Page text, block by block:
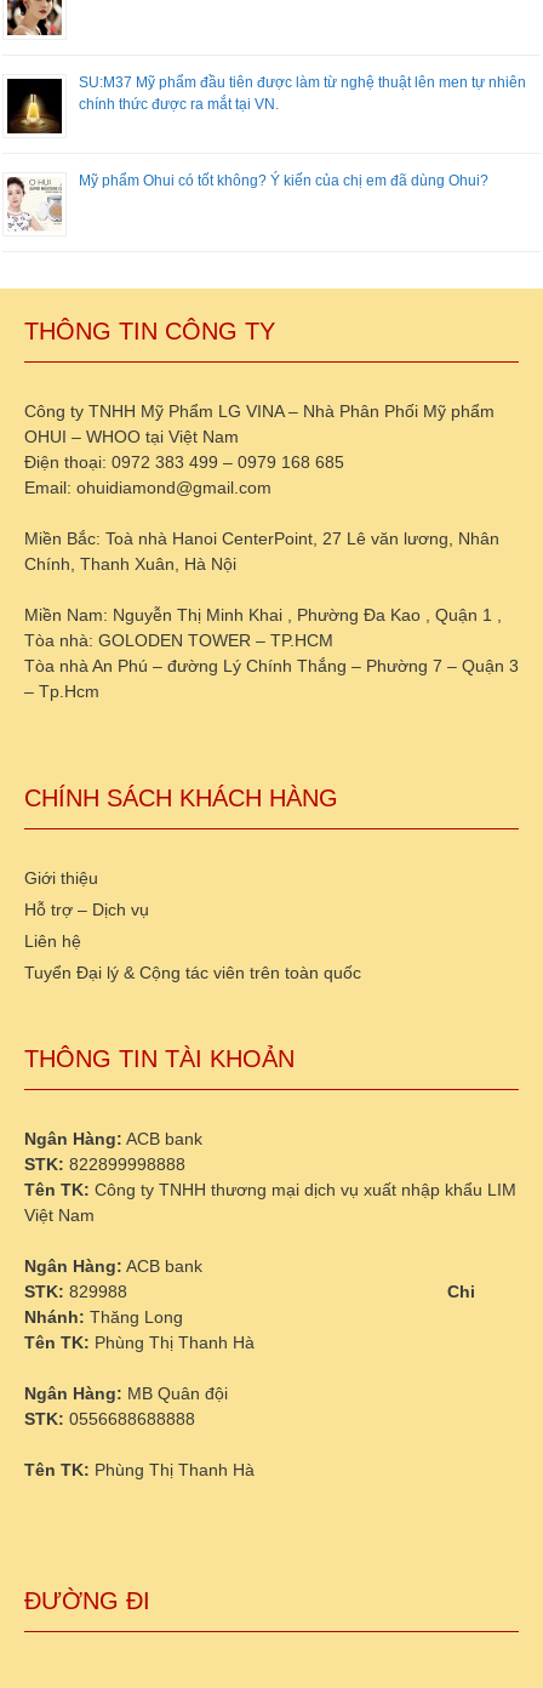
SU:M37 Mỹ phẩm đầu tiên được làm từ nghệ thuật lên men tự nhiên
chính thức được ra mắt tại VN.
Mỹ phẩm Ohui có tốt không? Ý kiến của chị em đã dùng Ohui?
THÔNG TIN CÔNG TY
Công ty TNHH Mỹ Phẩm LG VINA – Nhà Phân Phối Mỹ phẩm
OHUI – WHOO tại Việt Nam
Điện thoại: 0972 383 499 – 0979 168 685
Email: ohuidiamond@gmail.com
Miền Bắc: Toà nhà Hanoi CenterPoint, 27 Lê văn lương, Nhân
Chính, Thanh Xuân, Hà Nội
Miền Nam: Nguyễn Thị Minh Khai , Phường Đa Kao , Quận 1 ,
Tòa nhà: GOLODEN TOWER – TP.HCM
Tòa nhà An Phú – đường Lý Chính Thắng – Phường 7 – Quận 3
– Tp.Hcm
CHÍNH SÁCH KHÁCH HÀNG
Giới thiệu
Hỗ trợ – Dịch vụ
Liên hệ
Tuyển Đại lý & Cộng tác viên trên toàn quốc
THÔNG TIN TÀI KHOẢN
Ngân Hàng: ACB bank
STK: 822899998888
Tên TK: Công ty TNHH thương mại dịch vụ xuất nhập khẩu LIM
Việt Nam
Ngân Hàng: ACB bank
STK: 829988 Chi
Nhánh: Thăng Long
Tên TK: Phùng Thị Thanh Hà
Ngân Hàng: MB Quân đội
STK: 0556688688888
Tên TK: Phùng Thị Thanh Hà
ĐƯỜNG ĐI